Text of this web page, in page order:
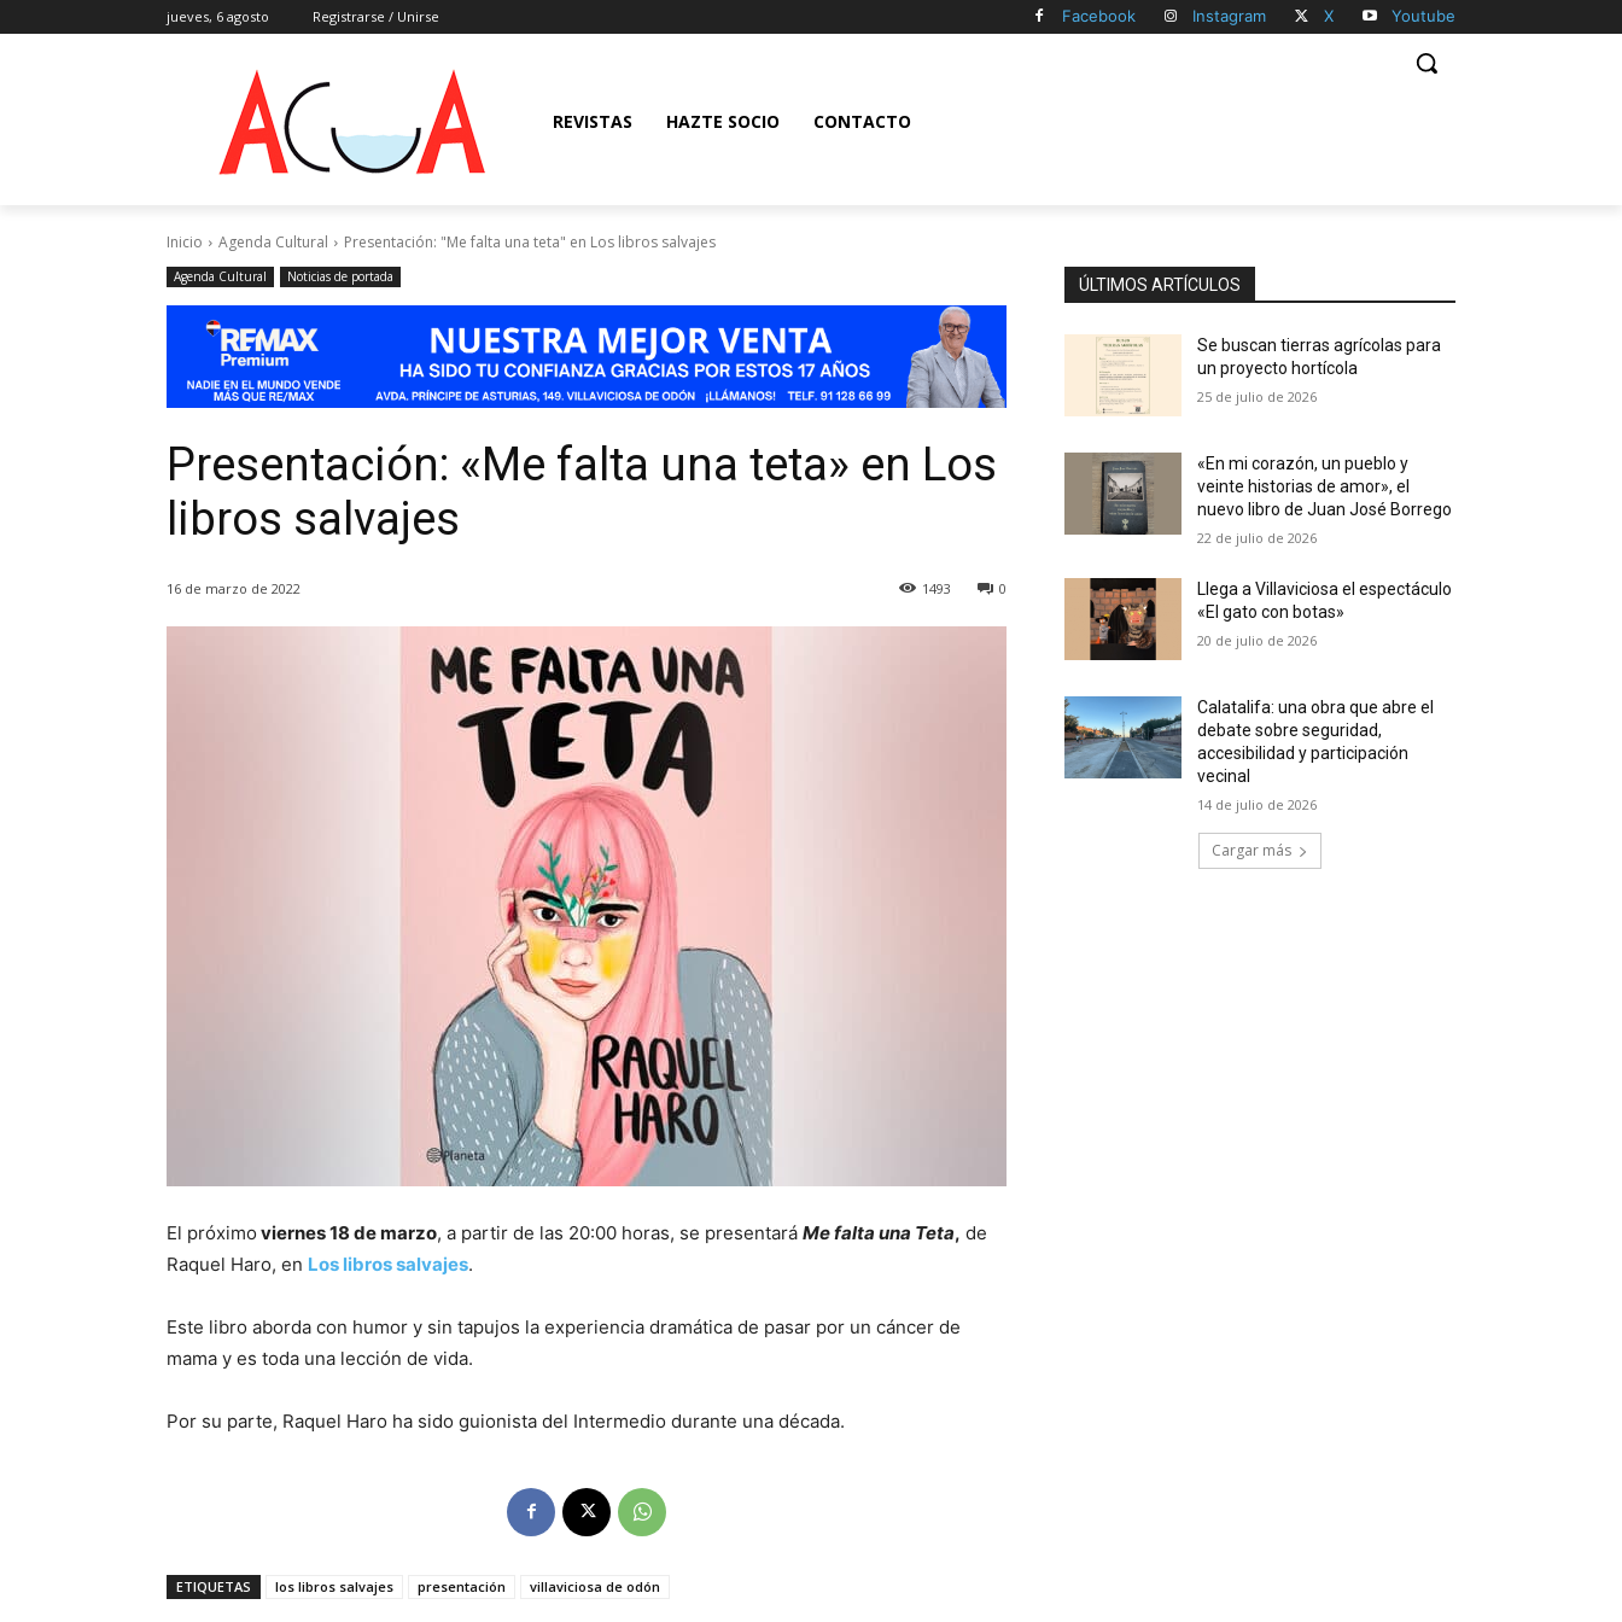
jueves, 6 agosto Registrarse / Unirse Facebook Instagram X Youtube
REVISTAS HAZTE SOCIO CONTACTO
Inicio Agenda Cultural Presentación: "Me falta una teta" en Los libros salvajes
Agenda Cultural Noticias de portada
Presentación: «Me falta una teta» en Los
libros salvajes
16 de marzo de 2022 0
1493
El próximo viernes 18 de marzo, a partir de las 20:00 horas, se presentará Me falta una Teta, de
Raquel Haro, en Los libros salvajes.
Este libro aborda con humor y sin tapujos la experiencia dramática de pasar por un cáncer de
mama y es toda una lección de vida.
Por su parte, Raquel Haro ha sido guionista del Intermedio durante una década.
ETIQUETAS los libros salvajes presentación villaviciosa de odón
ÚLTIMOS ARTÍCULOS
Se buscan tierras agrícolas para
un proyecto hortícola
25 de julio de 2026
«En mi corazón, un pueblo y
veinte historias de amor», el
nuevo libro de Juan José Borrego
22 de julio de 2026
Llega a Villaviciosa el espectáculo
«El gato con botas»
20 de julio de 2026
Calatalifa: una obra que abre el
debate sobre seguridad,
accesibilidad y participación
vecinal
14 de julio de 2026
Cargar más